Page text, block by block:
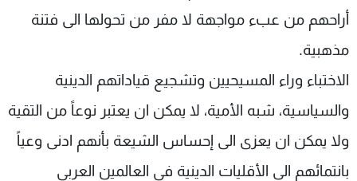
أراحهم من عبء مواجهة لا مفر من تحولها الى فتنة
مذهبية.
الاختباء وراء المسيحيين وتشجيع قياداتهم الدينية
والسياسية، شبه الأمية، لا يمكن ان يعتبر نوعاً من التقية
ولا يمكن ان يعزى الى إحساس الشيعة بأنهم ادنى وعياً
بانتمائهم الى الأقليات الدينية في العالمين العربي
جدول البرامج
شاهد البرامج
الترددات
عن MTV
الإنـتـاج
لاعلاناتكم
وظائف
تواصل معنا
شروط الإسـتخدام
سياسة الخصوصية